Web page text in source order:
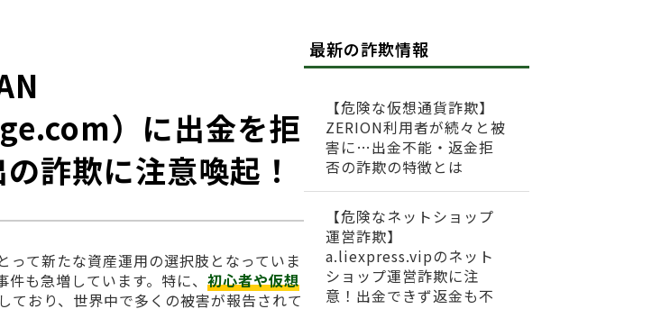
）に出金を拒
詐欺に注意喚起！
て新たな資産運用の選択肢となっていま
も急増しています。特に、 初心者や仮想
ており、世界中で多くの被害が報告されて
最新の詐欺情報
【危険な仮想通貨詐欺】
ZERION利用者が続々と被
害に…出金不能・返金拒
否の詐欺の特徴とは
【危険なネットショップ
運営詐欺】
a.liexpress.vipのネット
ショップ運営詐欺に注
意！出金できず返金も不